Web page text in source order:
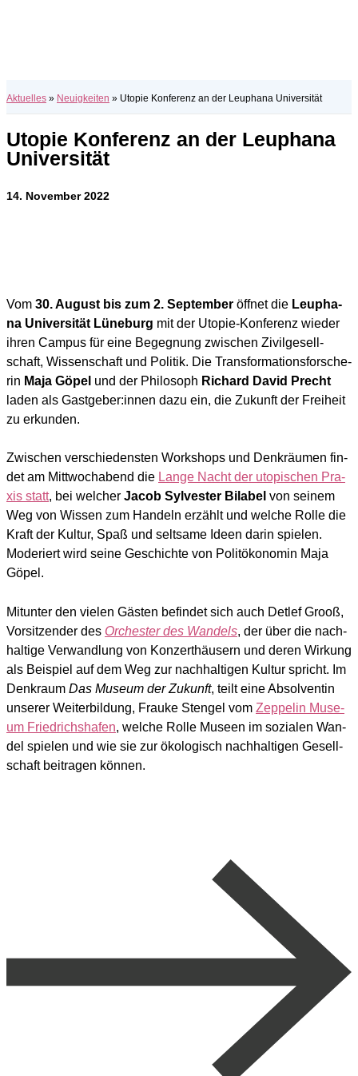
Aktuelles » Neuigkeiten » Utopie Konferenz an der Leuphana Universität
Utopie Konferenz an der Leuphana
Universität
14. November 2022
Vom 30. August bis zum 2. Sep­tem­ber öff­net die Leu­pha­
na Uni­ver­si­tät Lüne­burg mit der Uto­pie-Kon­fe­renz wie­der
ihren Cam­pus für eine Begeg­nung zwi­schen Zivil­ge­sell­
schaft, Wis­sen­schaft und Poli­tik. Die Trans­for­ma­ti­ons­for­sche­
rin Maja Göpel und der Phi­lo­soph Richard David Precht
laden als Gastgeber:innen dazu ein, die Zukunft der Frei­heit
zu erkun­den.
Zwi­schen ver­schie­dens­ten Work­shops und Denk­räu­men fin­
det am Mitt­woch­abend die Lan­ge Nacht der uto­pi­schen Pra­
xis statt, bei wel­cher Jacob Syl­ves­ter Bila­bel von sei­nem
Weg von Wis­sen zum Han­deln erzählt und wel­che Rol­le die
Kraft der Kul­tur, Spaß und selt­sa­me Ideen dar­in spie­len.
Mode­riert wird sei­ne Geschich­te von Polit­öko­no­min Maja
Göpel.
Mit­un­ter den vie­len Gäs­ten befin­det sich auch Det­lef Grooß,
Vor­sit­zen­der des Orches­ter des Wan­dels, der über die nach­
hal­ti­ge Ver­wand­lung von Kon­zert­häu­sern und deren Wir­kung
als Bei­spiel auf dem Weg zur nach­hal­ti­gen Kul­tur spricht. Im
Denk­raum Das Muse­um der Zukunft, teilt eine Absol­ven­tin
unse­rer Wei­ter­bil­dung, Frau­ke Sten­gel vom Zep­pe­lin Muse­
um Fried­richs­ha­fen, wel­che Rol­le Muse­en im sozia­len Wan­
del spie­len und wie sie zur öko­lo­gisch nach­hal­ti­gen Gesell­
schaft bei­tra­gen kön­nen.